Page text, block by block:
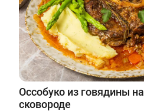
Оссобуко из говядины на
сковороде